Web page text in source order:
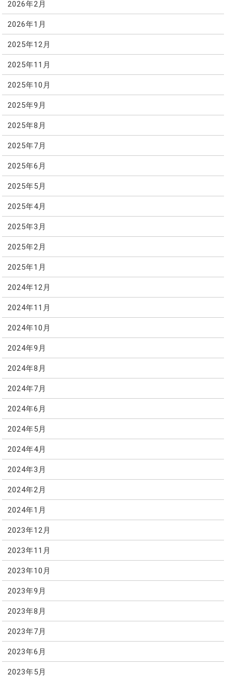
2026年2月
2026年1月
2025年12月
2025年11月
2025年10月
2025年9月
2025年8月
2025年7月
2025年6月
2025年5月
2025年4月
2025年3月
2025年2月
2025年1月
2024年12月
2024年11月
2024年10月
2024年9月
2024年8月
2024年7月
2024年6月
2024年5月
2024年4月
2024年3月
2024年2月
2024年1月
2023年12月
2023年11月
2023年10月
2023年9月
2023年8月
2023年7月
2023年6月
2023年5月